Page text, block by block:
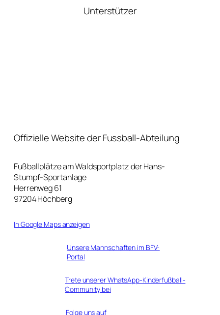
Unterstützer
Offizielle Website der Fussball-Abteilung
Fußballplätze am Waldsportplatz der Hans-
Stumpf-Sportanlage
Herrenweg 61
97204 Höchberg
In Google Maps anzeigen
Unsere Mannschaften im BFV-
Portal
Trete unserer WhatsApp-Kinderfußball-
Community bei
Folge uns auf